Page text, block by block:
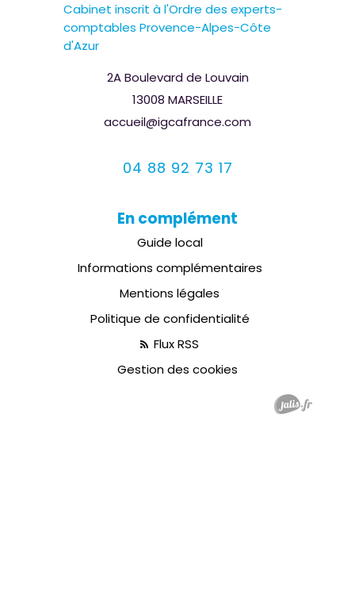
Cabinet inscrit à l'Ordre des experts-
comptables Provence-Alpes-Côte
d'Azur
2A Boulevard de Louvain
13008 MARSEILLE
accueil@igcafrance.com
04 88 92 73 17
En complément
Guide local
Informations complémentaires
Mentions légales
Politique de confidentialité
Flux RSS
Gestion des cookies